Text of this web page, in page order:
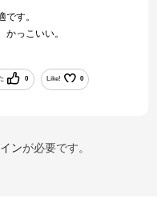
す。
っこいい。
0 Like! 0
ンが必要です。